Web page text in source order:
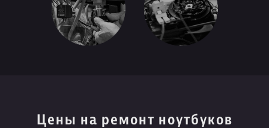
Цены на ремонт ноутбуков